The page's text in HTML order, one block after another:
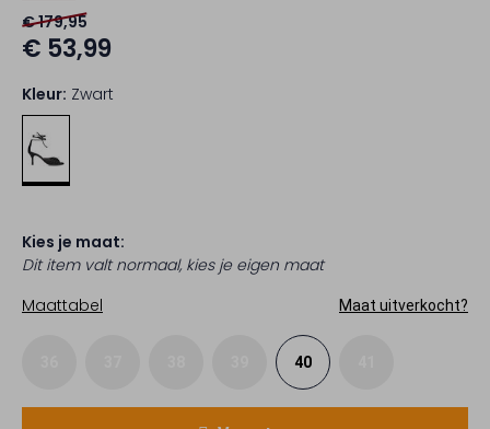
€ 179,95
€ 53,99
Kleur: Zwart
Kies je maat:
Dit item valt normaal, kies je eigen maat
Maattabel
Maat uitverkocht?
40